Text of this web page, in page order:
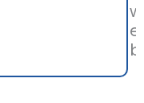
w
e
b